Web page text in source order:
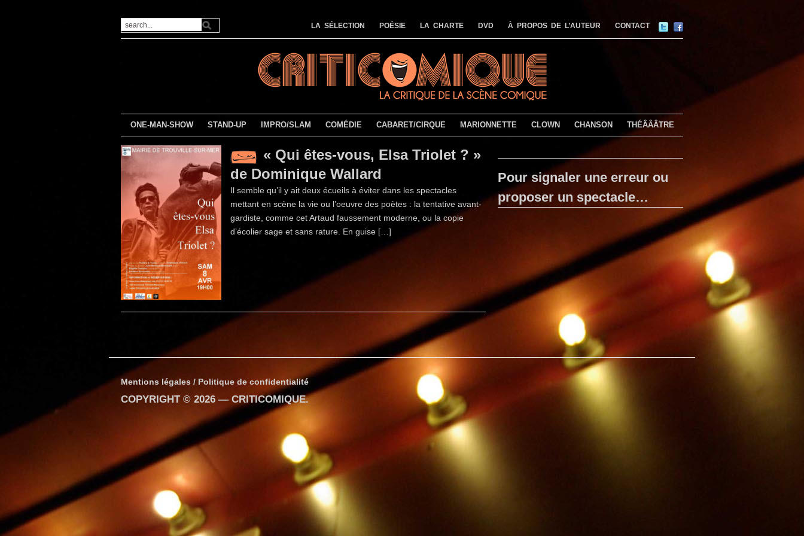
LA SÉLECTION POÉSIE LA CHARTE DVD À PROPOS DE L’AUTEUR CONTACT
ONE-MAN-SHOW STAND-UP IMPRO/SLAM COMÉDIE CABARET/CIRQUE MARIONNETTE CLOWN CHANSON THÉÂÂÂTRE
« Qui êtes-vous, Elsa Triolet ? »
de Dominique Wallard
Il semble qu’il y ait deux écueils à éviter dans les spectacles
mettant en scène la vie ou l’oeuvre des poètes : la tentative avant-
gardiste, comme cet Artaud faussement moderne, ou la copie
d’écolier sage et sans rature. En guise […]
Pour signaler une erreur ou
proposer un spectacle…
Mentions légales / Politique de confidentialité
COPYRIGHT © 2026 — CRITICOMIQUE.